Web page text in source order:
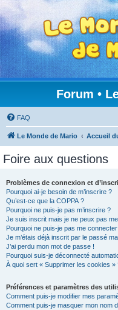
Forum •
FAQ
Le Monde de Mario Accueil
Foire aux questions
Problèmes de connexion et
Pourquoi ai-je besoin de m’inscrire ?
Qu’est-ce que la COPPA ?
Pourquoi ne puis-je pas m’inscrire ?
Je suis inscrit mais je ne peux pas
Pourquoi ne puis-je pas me
Je m’étais déjà inscrit par le passé
J’ai perdu mon mot de passe !
Pourquoi suis-je déconnecté
À quoi sert « Supprimer les cookies »
Préférences et paramètres des
Comment puis-je modifier mes
Comment puis-je masquer mon nom